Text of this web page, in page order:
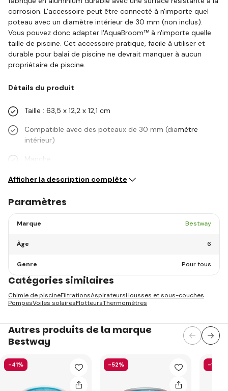
corrosion. L'accessoire peut être connecté à n'importe quel
poteau avec un diamètre intérieur de 30 mm (non inclus).
Vous pouvez donc adapter l'AquaBroom™ à n'importe quelle
taille de piscine. Cet accessoire pratique, facile à utiliser et
durable pour balai de piscine ne devrait manquer à aucun
propriétaire de piscine.
Détails du produit
Taille : 63,5 x 12,2 x 12,1 cm
Compatible avec des poteaux de 30 mm (diamètre
intérieur)
Manche…
Afficher la description complète
Paramètres
Marque Bestway
Âge 6
Genre Pour tous
Catégories similaires
Chimie de piscineFiltrationsAspirateursHousses et sous-couches
PompesVoiles solairesFlotteursThermomètres
Autres produits de la marque
Bestway
-41% -52% -13%